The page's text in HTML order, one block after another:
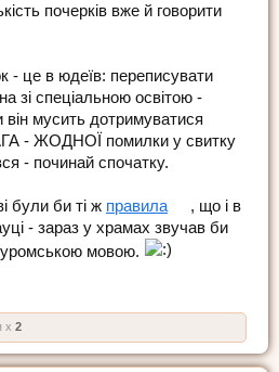
почерків вже й говорити
- це в юдеїв: переписувати
зі спеціальною освітою -
мусить дотримуватися
- ЖОДНОЇ помилки у свитку
- починай спочатку.
були би ті ж правила
, що і в
- зараз у храмах звучав би
мовою.
x 2